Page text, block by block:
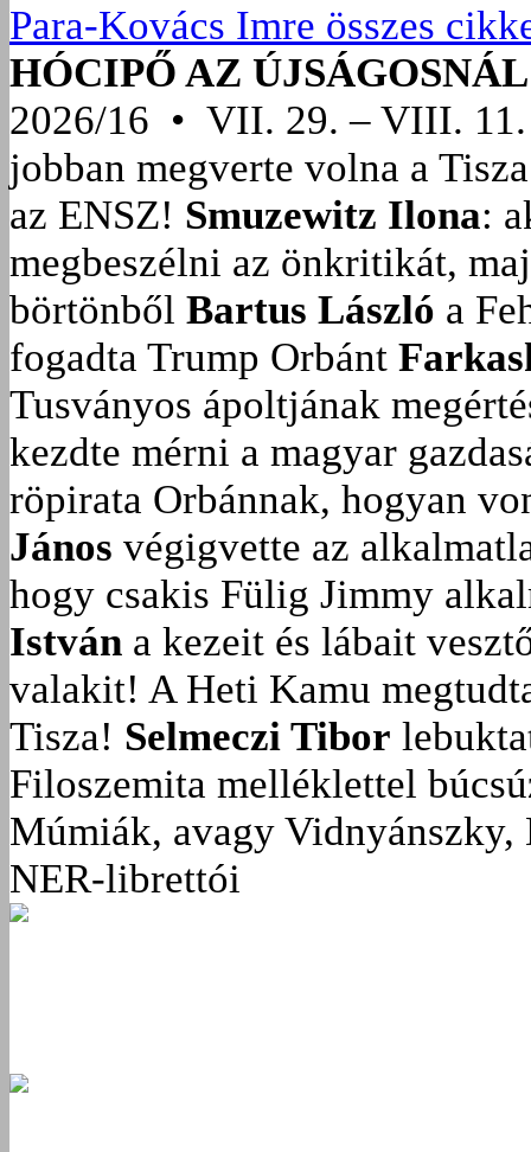
Para-Kovács Imre összes
HÓCIPŐ AZ ÚJSÁGOSNÁL
2026/16 • VII. 29. – VIII. 11.
jobban megverte volna a
az ENSZ! Smuzewitz Ilona:
megbeszélni az önkritikát,
börtönből Bartus László a
fogadta Trump Orbánt
Tusványos ápoltjának
kezdte mérni a magyar
röpirata Orbánnak, hogyan
János végigvette az
hogy csakis Fülig Jimmy
István a kezeit és lábait
valakit! A Heti Kamu
Tisza! Selmeczi Tibor
Filoszemita melléklettel
Múmiák, avagy Vidnyánszky,
NER-librettói